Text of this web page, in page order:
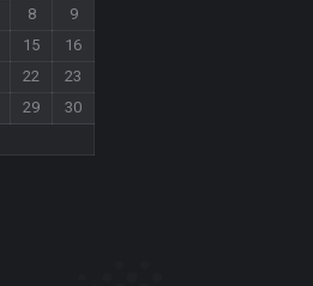
8
9
15
16
22
23
29
30